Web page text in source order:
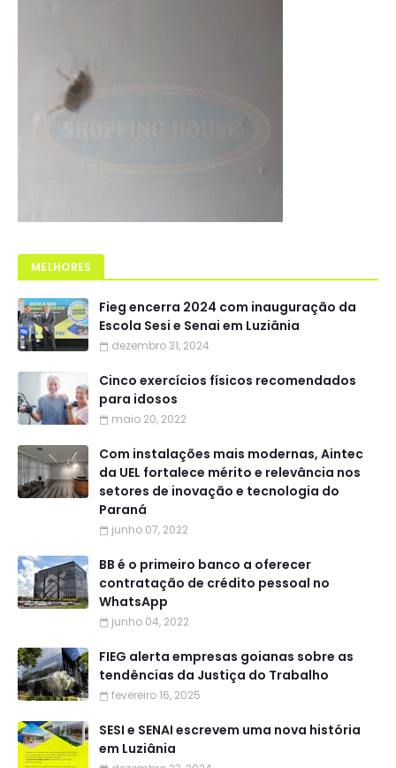
MELHORES
Fieg encerra 2024 com inauguração da
Escola Sesi e Senai em Luziânia
dezembro 31, 2024
Cinco exercícios físicos recomendados
para idosos
maio 20, 2022
Com instalações mais modernas, Aintec
da UEL fortalece mérito e relevância nos
setores de inovação e tecnologia do
Paraná
junho 07, 2022
BB é o primeiro banco a oferecer
contratação de crédito pessoal no
WhatsApp
junho 04, 2022
FIEG alerta empresas goianas sobre as
tendências da Justiça do Trabalho
fevereiro 16, 2025
SESI e SENAI escrevem uma nova história
em Luziânia